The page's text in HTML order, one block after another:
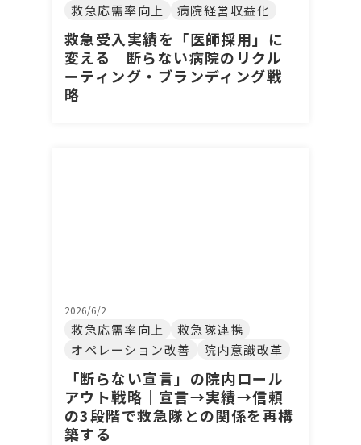
救急応需率向上
病院経営収益化
救急受入実績を「医師採用」に
変える｜断らない病院のリクル
ーティング・ブランディング戦
略
2026/6/2
救急応需率向上
救急隊連携
オペレーション改善
院内意識改革
「断らない宣言」の院内ロール
アウト戦略｜宣言→実績→信頼
の3段階で救急隊との関係を再構
築する